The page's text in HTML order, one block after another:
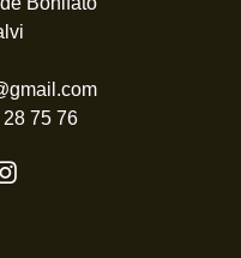
75 76